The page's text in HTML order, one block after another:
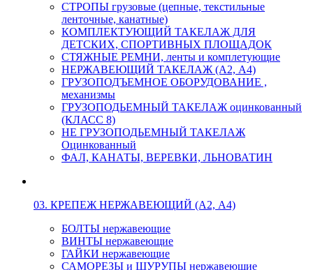
СТРОПЫ грузовые (цепные, текстильные
ленточные, канатные)
КОМПЛЕКТУЮЩИЙ ТАКЕЛАЖ ДЛЯ
ДЕТСКИХ, СПОРТИВНЫХ ПЛОЩАДОК
СТЯЖНЫЕ РЕМНИ, ленты и комплетующие
НЕРЖАВЕЮЩИЙ ТАКЕЛАЖ (А2, А4)
ГРУЗОПОДЪЕМНОЕ ОБОРУДОВАНИЕ ,
механизмы
ГРУЗОПОДЬЕМНЫЙ ТАКЕЛАЖ оцинкованный
(КЛАСС 8)
НЕ ГРУЗОПОДЬЕМНЫЙ ТАКЕЛАЖ
Оцинкованный
ФАЛ, КАНАТЫ, ВЕРЕВКИ, ЛЬНОВАТИН
03. КРЕПЕЖ НЕРЖАВЕЮЩИЙ (А2, А4)
БОЛТЫ нержавеющие
ВИНТЫ нержавеющие
ГАЙКИ нержавеющие
САМОРЕЗЫ и ШУРУПЫ нержавеющие